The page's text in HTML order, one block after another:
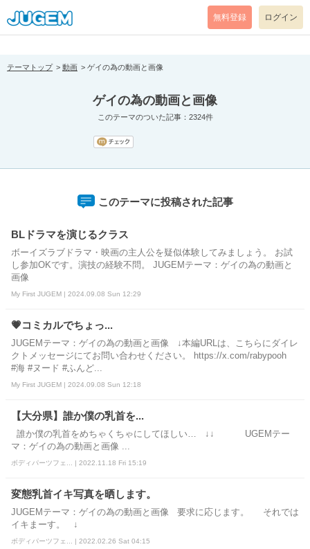
[pear_error: message="Success" code=0 mode=return level=notice
prefix="" info=""]
無料登録 ログイン
テーマトップ 動画 ゲイの為の動画と画像
ゲイの為の動画と画像
このテーマのついた記事：2324件
このテーマに投稿された記事
BLドラマを演じるクラス
ボーイズラブドラマ・映画の主人公を疑似体験してみましょう。 お試
し参加OKです。演技の経験不問。 JUGEMテーマ：ゲイの為の動画と
画像
My First JUGEM | 2024.09.08 Sun 12:29
💗コミカルでちょっ...
JUGEMテーマ：ゲイの為の動画と画像 ↓本編URLは、こちらにダイレ
クトメッセージにてお問い合わせください。 https://x.com/rabypooh
#海 #ヌード #ふんど...
My First JUGEM | 2024.09.08 Sun 12:18
【大分県】誰か僕の乳首を...
誰か僕の乳首をめちゃくちゃにしてほしい… ↓↓ UGEMテー
マ：ゲイの為の動画と画像 ...
ボディパーツフェ... | 2022.11.18 Fri 15:19
変態乳首イキ写真を晒します。
JUGEMテーマ：ゲイの為の動画と画像 要求に応じます。 それでは
イキまーす。 ↓
ボディパーツフェ... | 2022.02.26 Sat 04:15